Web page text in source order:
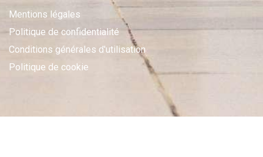
Mentions légales
Politique de confidentialité
Conditions générales d'utilisation
Politique de cookie